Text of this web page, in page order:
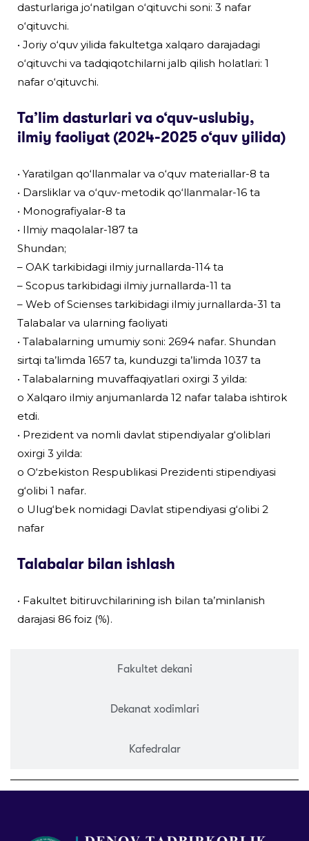
Fakultet dekani
Dekanat xodimlari
Kafedralar
dasturlariga jo‘natilgan o‘qituvchi soni: 3 nafar
o‘qituvchi.
• Joriy o‘quv yilida fakultetga xalqaro darajadagi
o‘qituvchi va tadqiqotchilarni jalb qilish holatlari: 1
nafar o‘qituvchi.
Ta’lim dasturlari va o‘quv-uslubiy,
ilmiy faoliyat (2024-2025 o‘quv yilida)
• Yaratilgan qo‘llanmalar va o‘quv materiallar-8 ta
• Darsliklar va o‘quv-metodik qo‘llanmalar-16 ta
• Monografiyalar-8 ta
• Ilmiy maqolalar-187 ta
Shundan;
– OAK tarkibidagi ilmiy jurnallarda-114 ta
– Scopus tarkibidagi ilmiy jurnallarda-11 ta
– Web of Scienses tarkibidagi ilmiy jurnallarda-31 ta
Talabalar va ularning faoliyati
• Talabalarning umumiy soni: 2694 nafar. Shundan
sirtqi ta’limda 1657 ta, kunduzgi ta’limda 1037 ta
• Talabalarning muvaffaqiyatlari oxirgi 3 yilda:
o Xalqaro ilmiy anjumanlarda 12 nafar talaba ishtirok
etdi.
• Prezident va nomli davlat stipendiyalar g‘oliblari
oxirgi 3 yilda:
o O‘zbekiston Respublikasi Prezidenti stipendiyasi
g‘olibi 1 nafar.
o Ulug‘bek nomidagi Davlat stipendiyasi g‘olibi 2
nafar
Talabalar bilan ishlash
• Fakultet bitiruvchilarining ish bilan ta’minlanish
darajasi 86 foiz (%).